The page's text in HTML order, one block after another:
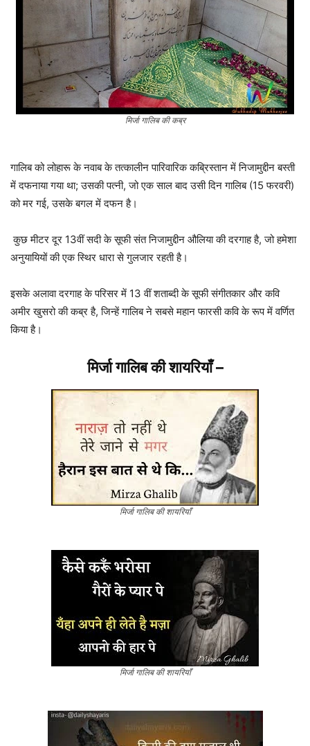
मिर्जा गालिब की कब्र
गालिब को लोहारू के नवाब के तत्कालीन पारिवारिक कब्रिस्तान में निजामुद्दीन बस्ती
में दफनाया गया था; उसकी पत्नी, जो एक साल बाद उसी दिन गालिब (15 फरवरी)
को मर गई, उसके बगल में दफन है।
कुछ मीटर दूर 13वीं सदी के सूफी संत निजामुद्दीन औलिया की दरगाह है, जो हमेशा
अनुयायियों की एक स्थिर धारा से गुलजार रहती है।
इसके अलावा दरगाह के परिसर में 13 वीं शताब्दी के सूफी संगीतकार और कवि
अमीर खुसरो की कब्र है, जिन्हें गालिब ने सबसे महान फारसी कवि के रूप में वर्णित
किया है।
मिर्जा गालिब की शायरियाँ–
मिर्जा गालिब की शायरियाँ
मिर्जा गालिब की शायरियाँ